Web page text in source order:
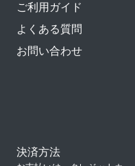
ご利用ガイド
よくある質問
お問い合わせ
決済方法